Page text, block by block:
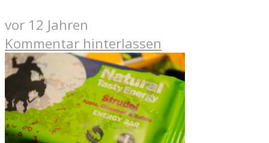
vor 12 Jahren
Kommentar hinterlassen